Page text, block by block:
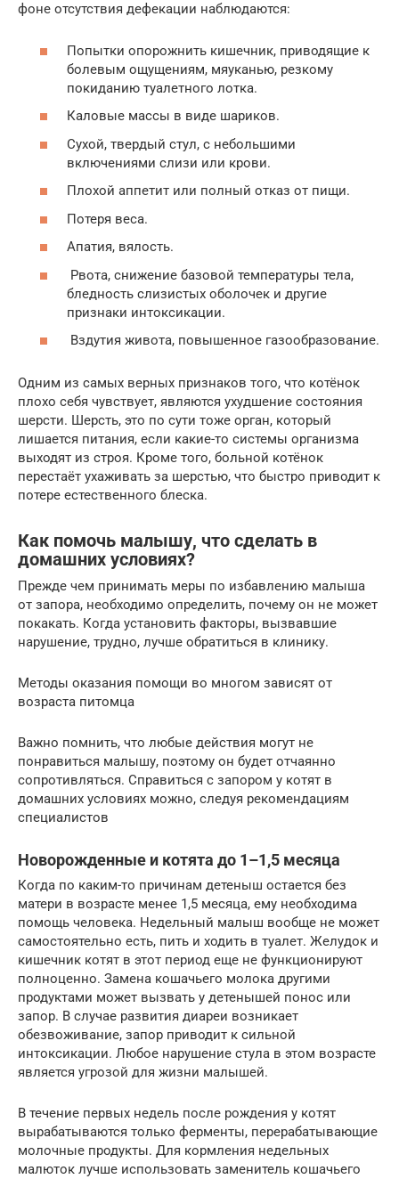
фоне отсутствия дефекации наблюдаются:
Попытки опорожнить кишечник, приводящие к
болевым ощущениям, мяуканью, резкому
покиданию туалетного лотка.
Каловые массы в виде шариков.
Сухой, твердый стул, с небольшими
включениями слизи или крови.
Плохой аппетит или полный отказ от пищи.
Потеря веса.
Апатия, вялость.
Рвота, снижение базовой температуры тела,
бледность слизистых оболочек и другие
признаки интоксикации.
Вздутия живота, повышенное газообразование.
Одним из самых верных признаков того, что котёнок
плохо себя чувствует, являются ухудшение состояния
шерсти. Шерсть, это по сути тоже орган, который
лишается питания, если какие-то системы организма
выходят из строя. Кроме того, больной котёнок
перестаёт ухаживать за шерстью, что быстро приводит к
потере естественного блеска.
Как помочь малышу, что сделать в
домашних условиях?
Прежде чем принимать меры по избавлению малыша
от запора, необходимо определить, почему он не может
покакать. Когда установить факторы, вызвавшие
нарушение, трудно, лучше обратиться в клинику.
Методы оказания помощи во многом зависят от
возраста питомца
Важно помнить, что любые действия могут не
понравиться малышу, поэтому он будет отчаянно
сопротивляться. Справиться с запором у котят в
домашних условиях можно, следуя рекомендациям
специалистов
Новорожденные и котята до 1–1,5 месяца
Когда по каким-то причинам детеныш остается без
матери в возрасте менее 1,5 месяца, ему необходима
помощь человека. Недельный малыш вообще не может
самостоятельно есть, пить и ходить в туалет. Желудок и
кишечник котят в этот период еще не функционируют
полноценно. Замена кошачьего молока другими
продуктами может вызвать у детенышей понос или
запор. В случае развития диареи возникает
обезвоживание, запор приводит к сильной
интоксикации. Любое нарушение стула в этом возрасте
является угрозой для жизни малышей.
В течение первых недель после рождения у котят
вырабатываются только ферменты, перерабатывающие
молочные продукты. Для кормления недельных
малюток лучше использовать заменитель кошачьего